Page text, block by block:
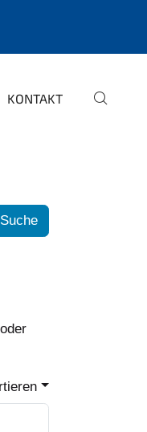
KONTAKT
oder